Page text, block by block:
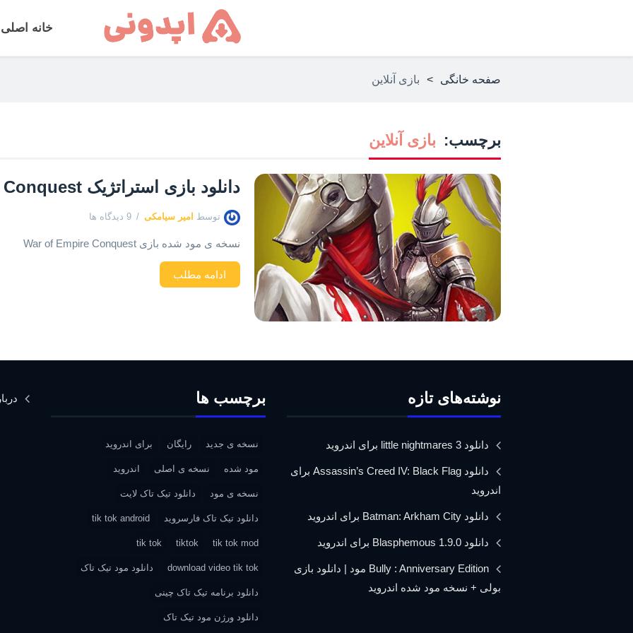
خانه اصلی
صفحه خانگی > بازی آنلاین
برچسب: بازی آنلاین
دانلود بازی استراتژیک War of Empire Conquest مود شده
توسط امیر سیامکی 9 دیدگاه ها
نسخه ی مود شده بازی War of Empire Conquest
ادامه مطلب
نوشته‌های تازه
دانلود little nightmares 3 برای اندروید
دانلود Assassin’s Creed IV: Black Flag برای
اندروید
دانلود Batman: Arkham City برای اندروید
دانلود Blasphemous 1.9.0 برای اندروید
Bully : Anniversary Edition مود | دانلود بازی
بولی + نسخه مود شده اندروید
برچسب ها
نسخه ی جدید رایگان برای اندروید
مود شده نسخه ی اصلی اندروید
نسخه ی مود دانلود تیک تاک لایت
دانلود تیک تاک فارسروید tik tok android
tik tok mod
tiktok
tik tok
download video tik tok دانلود مود تیک تاک
دانلود برنامه تیک تاک چینی
دانلود ورژن مود تیک تاک